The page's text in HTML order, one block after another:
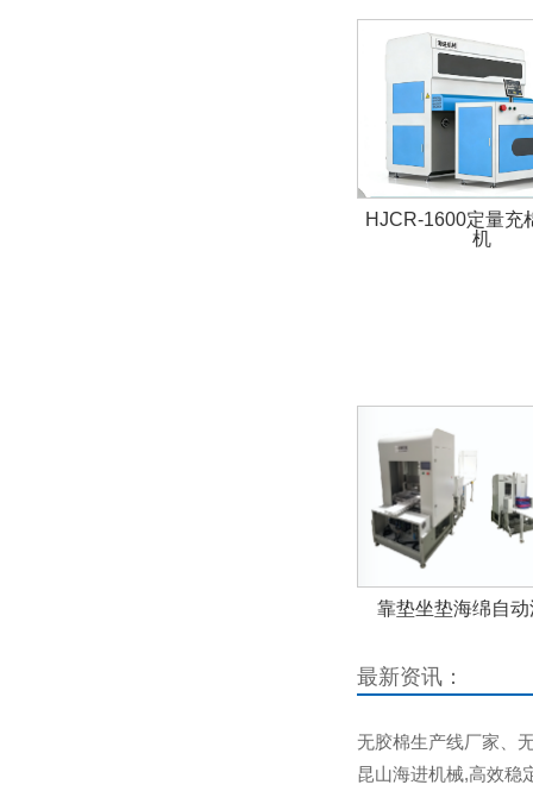
HJCR-1600定量充
机
靠垫坐垫海绵自
最新资讯：
无胶棉生产线厂家、
昆山海进机械,高效稳